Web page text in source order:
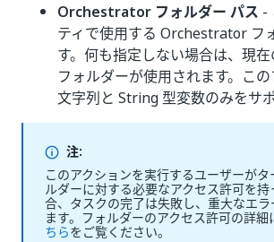
Orchestrator フォルダー パス -
ティで使用する Orchestrator フ
す。何も指定しない場合は、現
フォルダーが使用されます。この
文字列と String 型変数のみをサポ
注:
このアクションを実行するユーザーがタ
ルダーに対する必要なアクセス許可を
合、タスクの完了は失敗し、重大なエ
ます。フォルダーのアクセス許可の詳細
ちらをご覧ください。